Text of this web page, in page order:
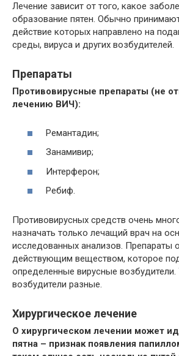
Лечение зависит от того, какое
образование пятен. Обычно
действие которых направлено на
среды, вируса и других возбудителей.
Препараты
Противовирусные препараты (не
лечению ВИЧ):
Ремантадин;
Занамивир;
Интерферон;
Ребиф.
Противовирусных средств очень
назначать только лечащий врач на
исследованных анализов. Препараты
действующим веществом, которое
определенные вирусные
возбудители разные.
Хирургическое лечение
О хирургическом лечении может
пятна – признак появления